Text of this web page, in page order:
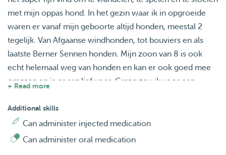
met mijn oppas hond. In het gezin waar ik in opgroeide
waren er vanaf mijn geboorte altijd honden, meestal 2
tegelijk. Van Afgaanse windhonden, tot bouviers en als
laatste Berner Sennen honden. Mijn zoon van 8 is ook
echt helemaal weg van honden en kan er ook goed mee
omgaan en is er erg lief voor. Graag zou ik voor een
is om het weekend bij mij. Verder zou ik doordeweeks
ook 1 a 2 keer kunnen lopen met honden. Wij hebben er
onwijs veel zin in!
+ Read more
Additional skills
Can administer injected medication
Can administer oral medication